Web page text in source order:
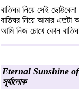
বাতিঘর নিয়ে সেই
বাতিঘর নিয়ে আমার
আমি নিজ চোখে কোন
Eternal Sunshine of
সূর্যালোক